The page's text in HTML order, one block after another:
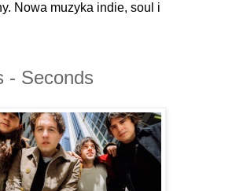
Nowa muzyka indie, soul i
- Seconds